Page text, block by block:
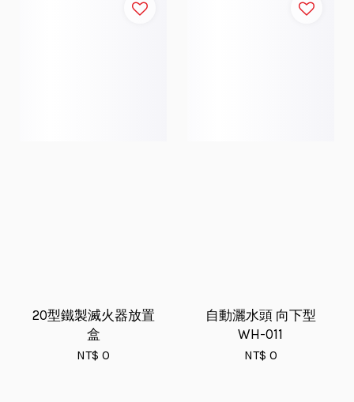
20型鐵製滅火器放置
盒
NT$ 0
自動灑水頭 向下型
WH-011
NT$ 0